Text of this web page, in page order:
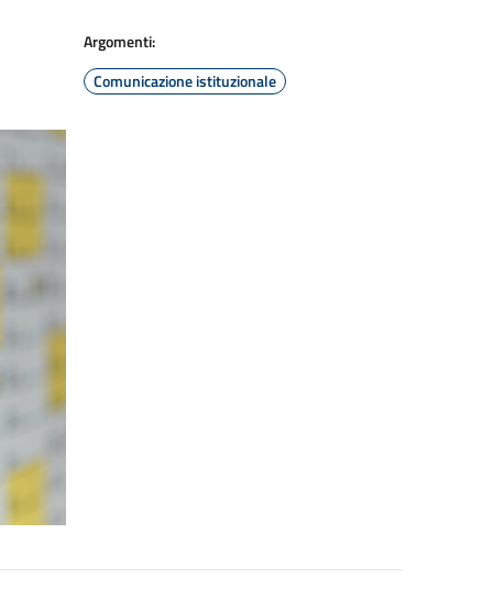
Argomenti:
Comunicazione istituzionale